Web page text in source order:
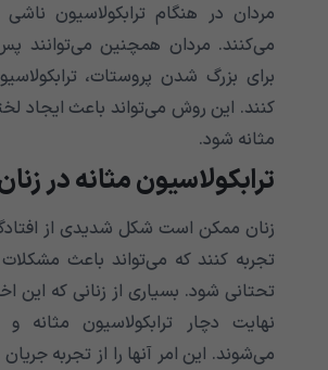
می‌‌‌‌‌‌‌‌‌‌‌‌‌کنند. مردان همچنین می‌‌‌‌‌‌‌‌‌‌‌‌‌توانند پس
برای بزرگ شدن پروستات،
کنند. این روش می‌‌‌‌‌‌‌‌‌‌‌‌‌تواند باعث ایجاد
مثانه شود.
ترابکولاسیون مثانه در
زنان ممکن است شکل شدیدی از
تجربه کنند که می‌‌‌‌‌‌‌‌‌‌‌‌‌تواند باعث مشکلات
تحتانی شود. بسیاری از زنانی که این
نهایت دچار ترابکولاسیون مثانه
می‌‌‌‌‌‌‌‌‌‌‌‌‌شوند. این امر آنها را از تجربه جریان